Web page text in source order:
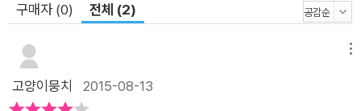
구매자 (0) 전체 (2)
고양이뭉치 2015-08-13